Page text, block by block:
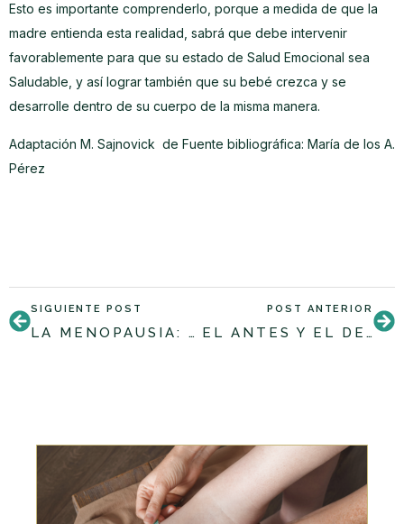
Esto es importante comprenderlo, porque a medida de que la
madre entienda esta realidad, sabrá que debe intervenir
favorablemente para que su estado de Salud Emocional sea
Saludable, y así lograr también que su bebé crezca y se
desarrolle dentro de su cuerpo de la misma manera.
Adaptación M. Sajnovick de Fuente bibliográfica: María de los A.
Pérez
SIGUIENTE POST
LA MENOPAUSIA: UN ENCUENTRO CON LA MUJER QUE ERES
POST ANTERIOR
EL ANTES Y EL DESPUÉS DEL YOGA: CINCO RAZONES PARA PRACTICARLO